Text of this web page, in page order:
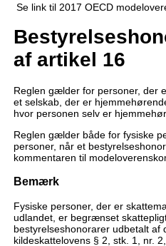
Se link til 2017 OECD
af artikel 16
Reglen gælder for personer, der
et selskab, der er
hvor personen selv er
Reglen gælder både for fysiske
personer, når et
kommentaren til
Bemærk
Fysiske personer, der er
udlandet, er begrænset
bestyrelseshonorarer udbetalt af
kildeskattelovens § 2, stk. 1, nr.